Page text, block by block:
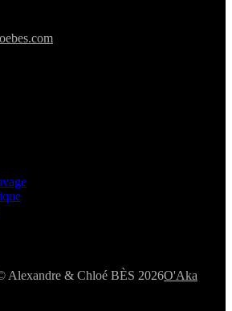
Alexandre & Chloé BÈS 2026O'Aka